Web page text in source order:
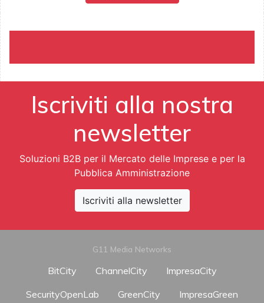
Iscriviti alla nostra
newsletter
Soluzioni B2B per il Mercato delle Imprese e per la
Pubblica Amministrazione
Iscriviti alla newsletter
G11 Media Networks
BitCity ChannelCity
ImpresaCity
SecurityOpenLab
GreenCity
ImpresaGreen